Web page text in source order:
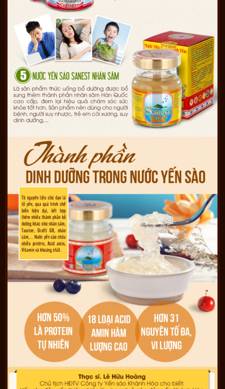
=> Sản phẩm còn được thiết kế theo quy cách quà biếu sức
khỏe, sang trong:Nước yến Sanest chai 180ml hộp 6 chai
Hướng dẫn sử dụng chai nước yến sanest
Nước yến sanest được đóng chai 180 ml. Vô cùng tiện dụng,
khách hàng có thể sử dụng như thức uống bổ sung dinh
dưỡng hàng ngày.
Ngon hơn khi uống lạnh.
Bảo quản nơi khô ráo, thoáng mát.
Sảm phẩm được phân phối chính hãng tạiyenkhanhhoa.info
Chúng tôi cam kết bồi thường 10 lần chi phí nếu cũng cấp
hàng giả hàng kém chất lượng.